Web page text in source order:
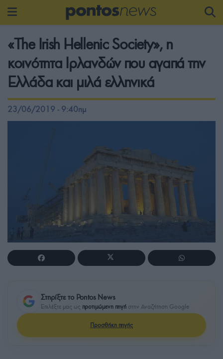
«The Irish Hellenic Society», η
κοινότητα Ιρλανδών που αγαπά την
Ελλάδα και μιλά ελληνικά
23/06/2019 - 9:40πμ
Στηρίξτε το Pontos News
Επιλέξτε μας ως προτιμώμενη πηγή στην Αναζήτηση Google
Προσθήκη πηγής